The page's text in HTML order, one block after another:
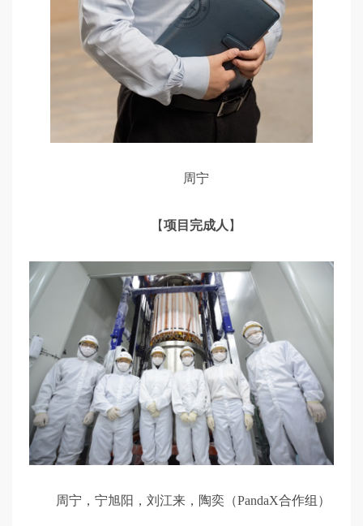
周宁
【项目完成人 】
周宁，宁旭阳，刘江来，陶奕（PandaX合作组）